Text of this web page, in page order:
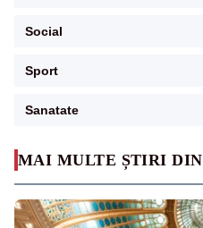
MAI MULTE ȘTIRI DIN
Social
Sport
Sanatate